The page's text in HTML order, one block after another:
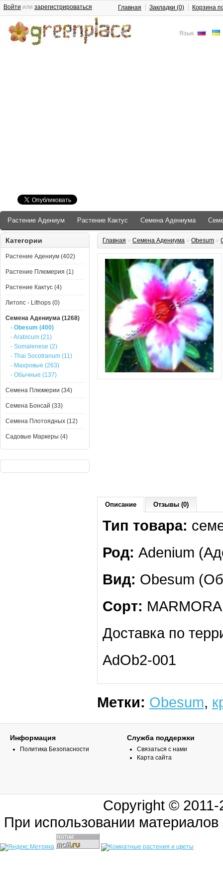
Язык
Войти или зарегистрироваться Главная Закладки (0) Корзина
Растение Адениум Растение Кактус Семена Адениума
Категории
Растение Адениум (402)
Растение Плюмерия (1)
Растение Кактус (4)
Литопс - Lithops (0)
Семена Адениума (1268)
- Obesum (400)
- Arabicum (21)
- Somalenese (2)
- Thai Socotranum (11)
- Махровые (263)
- Обычные (137)
Семена Плюмерии (34)
Семена Бонсай (33)
Семена Плотоядных (12)
Садовые Маркеры (4)
Главная » Семена Адениума » Obesum »
Описание Отзывы (0)
Тип товара:
Род: Adenium
Вид: Obesum
Сорт: MARMORA
Доставка по
AdOb2-001
Метки: Obesum,
Информация
Политика Безопасности
Служба поддержки
Связаться с нами
Карта сайта
Copyright ©
При использовании